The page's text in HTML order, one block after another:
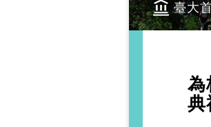
臺大
為
典